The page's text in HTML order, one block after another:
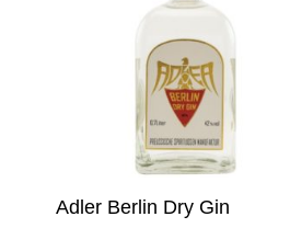
Adler Berlin Dry Gin